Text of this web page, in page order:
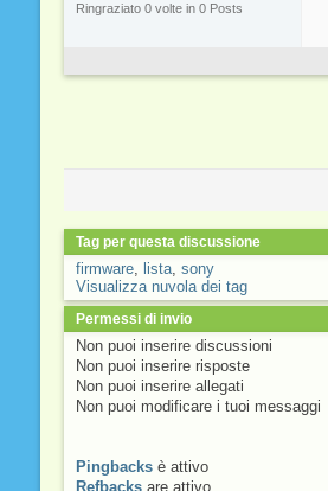
Ringraziato 0 volte in 0 Posts
Tag per questa discussione
firmware, lista, sony
Visualizza nuvola dei tag
Permessi di invio
Non puoi inserire discussioni
Non puoi inserire risposte
Non puoi inserire allegati
Non puoi modificare i tuoi messaggi
Pingbacksè attivo
Refbacksare attivo